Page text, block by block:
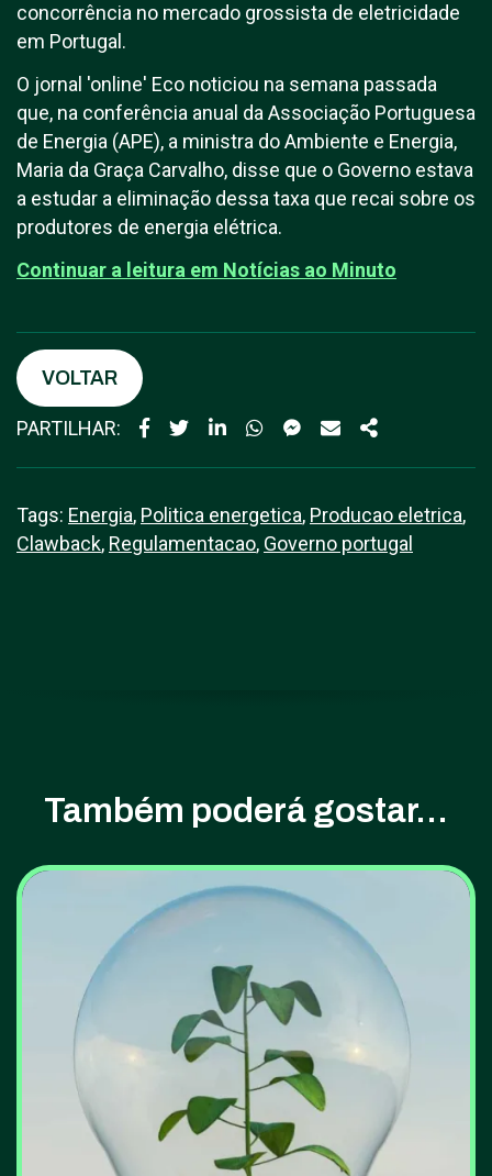
concorrência no mercado grossista de eletricidade
em Portugal.
O jornal 'online' Eco noticiou na semana passada
que, na conferência anual da Associação Portuguesa
de Energia (APE), a ministra do Ambiente e Energia,
Maria da Graça Carvalho, disse que o Governo estava
a estudar a eliminação dessa taxa que recai sobre os
produtores de energia elétrica.
Continuar a leitura em Notícias ao Minuto
VOLTAR
PARTILHAR:
Tags: Energia, Politica energetica, Producao eletrica,
Clawback, Regulamentacao, Governo portugal
Também poderá gostar...